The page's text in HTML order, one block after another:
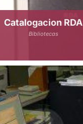
Catalogacion RDA
Bibliotecas